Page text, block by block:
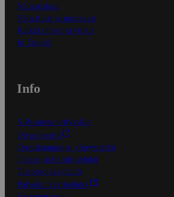
Näin maksat
Näin tilaat ja muokkaat
Kaikki ohjeet ja vinkit
In English
Info
S-Business yrityksille
Oiva-raportit
Osuuskauppojen yhteystiedot
Tilaus- ja toimitusehdot
Tietosuojakäytäntö
Palvelun käyttöehdot